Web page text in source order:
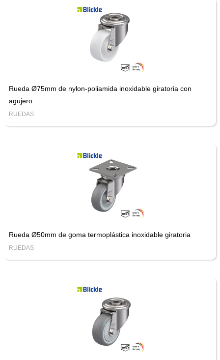
Rueda Ø75mm de nylon-poliamida inoxidable giratoria con
agujero
RUEDAS
Rueda Ø50mm de goma termoplástica inoxidable giratoria
RUEDAS